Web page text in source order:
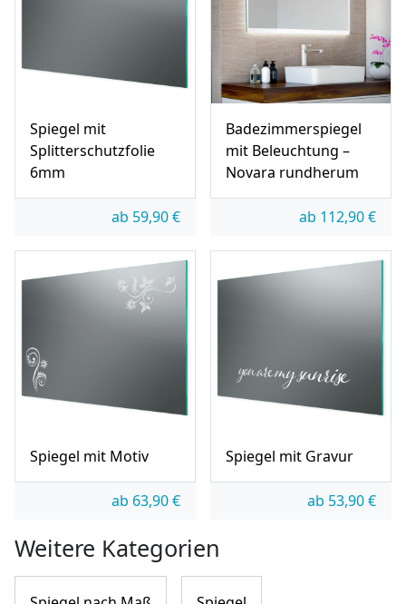
Spiegel mit
Splitterschutzfolie
6mm
ab 59,90€
Badezimmerspiegel
mit Beleuchtung –
Novara rundherum
ab 112,90€
Spiegel mit Motiv
ab 63,90€
Spiegel mit Gravur
ab 53,90€
Weitere Kategorien